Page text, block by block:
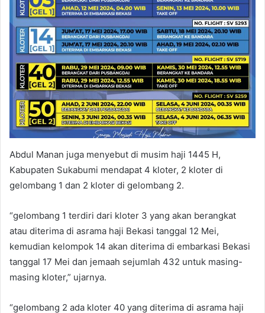
Abdul Manan juga menyebut di musim haji 1445 H,
Kabupaten Sukabumi mendapat 4 kloter, 2 kloter di
gelombang 1 dan 2 kloter di gelombang 2.
“gelombang 1 terdiri dari kloter 3 yang akan berangkat
atau diterima di asrama haji Bekasi tanggal 12 Mei,
kemudian kelompok 14 akan diterima di embarkasi Bekasi
tanggal 17 Mei dan jemaah sejumlah 432 untuk masing-
masing kloter,” ujarnya.
“gelombang 2 ada kloter 40 yang diterima di asrama haji